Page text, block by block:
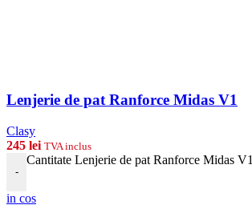
Lenjerie de pat Ranforce Midas V1
Clasy
245 lei TVA inclus
-
Cantitate Lenjerie de pat Ranforce Midas V1
in cos